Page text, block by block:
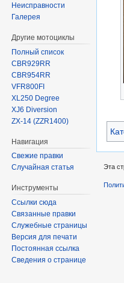
Неисправности
Галерея
Другие мотоциклы
Полный список
CBR929RR
CBR954RR
VFR800FI
XL250 Degree
XJ6 Diversion
ZX-14 (ZZR1400)
Навигация
Свежие правки
Случайная статья
Инструменты
Ссылки сюда
Связанные правки
Служебные страницы
Версия для печати
Постоянная ссылка
Сведения о странице
Эта